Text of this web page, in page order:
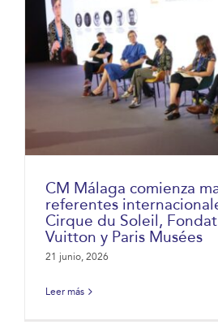
CM Málaga comienza
referentes
Cirque du Soleil,
Vuitton y Paris Musées
21 junio, 2026
Leer más